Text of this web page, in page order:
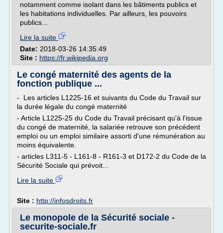
notamment comme isolant dans les bâtiments publics et
les habitations individuelles. Par ailleurs, les pouvoirs
publics...
Lire la suite
Date: 2018-03-26 14:35:49
Site : https://fr.wikipedia.org
Le congé maternité des agents de la
fonction publique ...
- Les articles L1225-16 et suivants du Code du Travail sur
la durée légale du congé maternité
- Article L1225-25 du Code du Travail précisant qu'à l'issue
du congé de maternité, la salariée retrouve son précédent
emploi ou un emploi similaire assorti d'une rémunération au
moins équivalente.
- articles L311-5 - L161-8 - R161-3 et D172-2 du Code de la
Sécurité Sociale qui prévoit...
Lire la suite
Site : http://infosdroits.fr
Le monopole de la Sécurité sociale -
securite-sociale.fr